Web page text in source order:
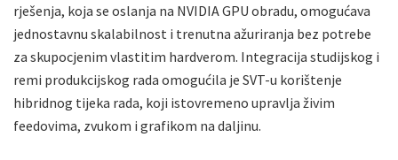
rješenja, koja se oslanja na NVIDIA GPU obradu, omogućava
jednostavnu skalabilnost i trenutna ažuriranja bez potrebe
za skupocjenim vlastitim hardverom. Integracija studijskog i
remi produkcijskog rada omogućila je SVT-u korištenje
hibridnog tijeka rada, koji istovremeno upravlja živim
feedovima, zvukom i grafikom na daljinu.